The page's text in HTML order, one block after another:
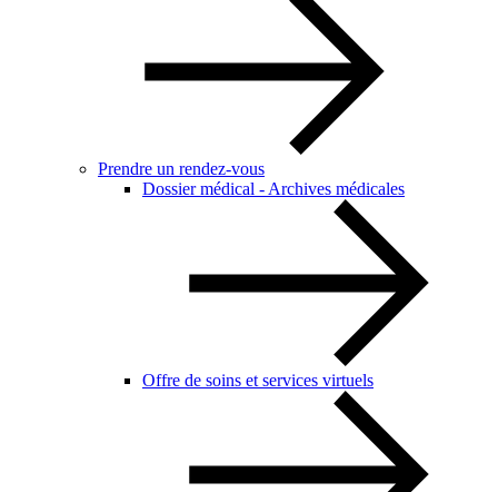
Prendre un rendez-vous
Dossier médical - Archives médicales
Offre de soins et services virtuels